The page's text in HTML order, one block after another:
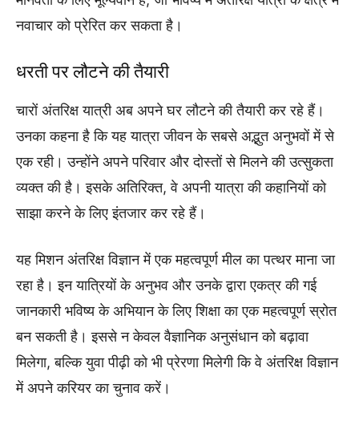
नवाचार को प्रेरित कर सकता है।
धरती पर लौटने की तैयारी
चारों अंतरिक्ष यात्री अब अपने घर लौटने की तैयारी कर रहे हैं।
उनका कहना है कि यह यात्रा जीवन के सबसे अद्भुत अनुभवों में से
एक रही। उन्होंने अपने परिवार और दोस्तों से मिलने की उत्सुकता
व्यक्त की है। इसके अतिरिक्त, वे अपनी यात्रा की कहानियों को
साझा करने के लिए इंतजार कर रहे हैं।
यह मिशन अंतरिक्ष विज्ञान में एक महत्वपूर्ण मील का पत्थर माना जा
रहा है। इन यात्रियों के अनुभव और उनके द्वारा एकत्र की गई
जानकारी भविष्य के अभियान के लिए शिक्षा का एक महत्वपूर्ण स्रोत
बन सकती है। इससे न केवल वैज्ञानिक अनुसंधान को बढ़ावा
मिलेगा, बल्कि युवा पीढ़ी को भी प्रेरणा मिलेगी कि वे अंतरिक्ष विज्ञान
में अपने करियर का चुनाव करें।